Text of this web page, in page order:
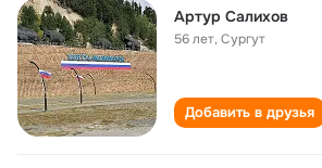
Артур Салихов
56 лет,Сургут
Добавить в друзья